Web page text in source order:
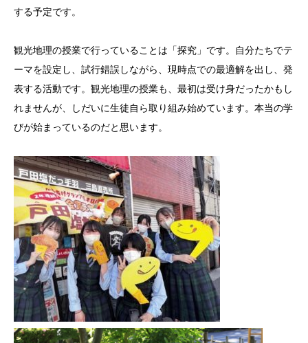
する予定です。
観光地理の授業で行っていることは「探究」です。自分たちでテ
ーマを設定し、試行錯誤しながら、現時点での最適解を出し、発
表する活動です。観光地理の授業も、最初は受け身だったかもし
れませんが、しだいに生徒自ら取り組み始めています。本当の学
びが始まっているのだと思います。